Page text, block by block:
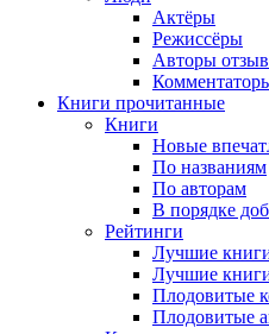
Актёры
Режиссёры
Авторы
Книги прочитанные
Книги
Новые
По названиям
По авторам
В порядке
Рейтинги
Лучшие
Лучшие
Плодовитые
Плодовитые